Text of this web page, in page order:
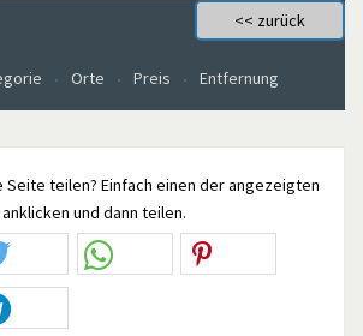
Orte Preis Entfernung
teilen? Einfach einen der angezeigten
und dann teilen.